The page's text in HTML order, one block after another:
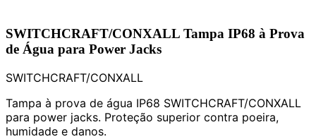
SWITCHCRAFT/CONXALL Tampa IP68 à Prova
de Água para Power Jacks
SWITCHCRAFT/CONXALL
Tampa à prova de água IP68 SWITCHCRAFT/CONXALL
para power jacks. Proteção superior contra poeira,
humidade e danos.